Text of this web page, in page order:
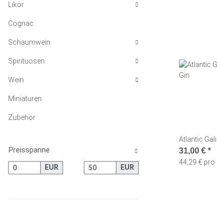
Atlantic
31,00 € *
44,29 € pro
Likör
Cognac
Schaumwein
Spirituosen
Wein
Miniaturen
Zubehör
Preisspanne
EUR EUR